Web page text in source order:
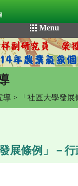
Menu
導 > 「社區大學發
展條例」－